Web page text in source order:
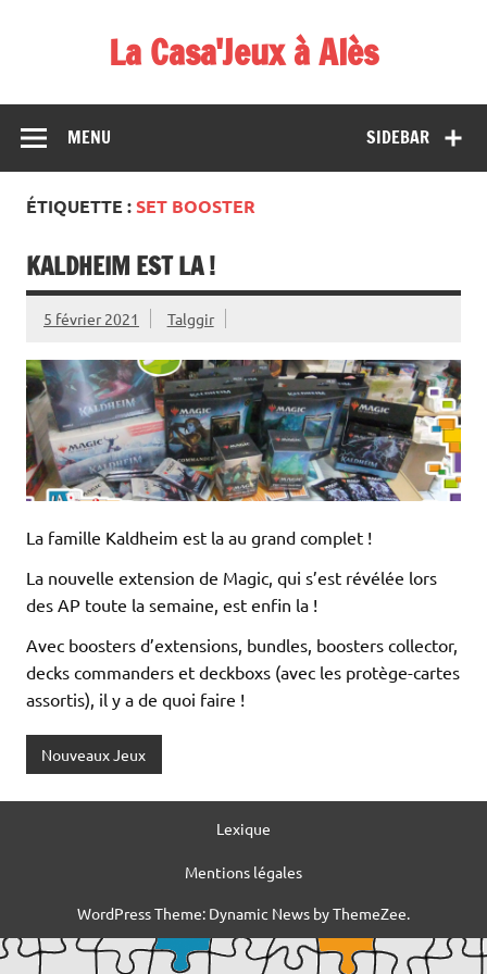
La Casa'Jeux à Alès
démos et de tournois
SIDEBAR
MENU
ÉTIQUETTE :SET BOOSTER
KALDHEIM EST LA !
5 février 2021 Talggir
La famille Kaldheim est la au grand complet !
La nouvelle extension de Magic, qui s’est révélée lors
des AP toute la semaine, est enfin la !
Avec boosters d’extensions, bundles, boosters collector,
decks commanders et deckboxs (avec les protège-cartes
assortis), il y a de quoi faire !
Nouveaux Jeux
Lexique
Mentions légales
WordPress Theme: Dynamic News by ThemeZee.